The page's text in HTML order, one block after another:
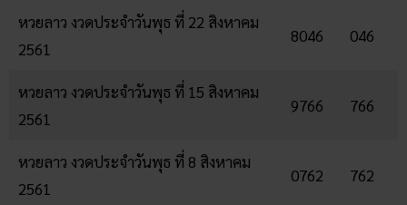
หวยลาว งวดประจำวันพุธ ที่ 22 สิงหาคม
2561
8046 046
หวยลาว งวดประจำวันพุธ ที่ 15 สิงหาคม
2561
9766 766
หวยลาว งวดประจำวันพุธ ที่ 8 สิงหาคม
2561
0762 762